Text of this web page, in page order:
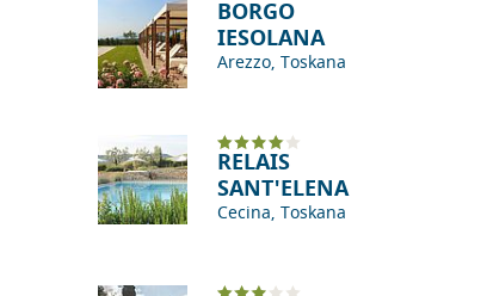
BORGO
IESOLANA
Arezzo, Toskana
RELAIS
SANT'ELENA
Cecina, Toskana